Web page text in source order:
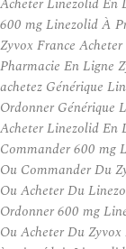
600 mg Linezolid À
Zyvox France Acheter
Pharmacie En Ligne
achetez Générique
Ordonner Générique
Acheter Linezolid En
Commander 600 mg
Ou Commander Du
Ou Acheter Du
Ordonner 600 mg
Ou Acheter Du